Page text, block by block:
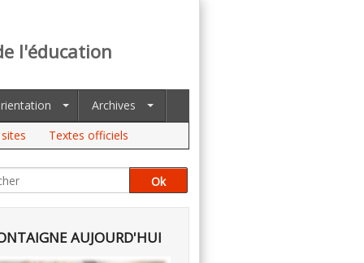
l'éducation
Archives
Textes officiels
AUJOURD'HUI